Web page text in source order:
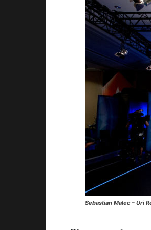
Sebastian Malec – Uri